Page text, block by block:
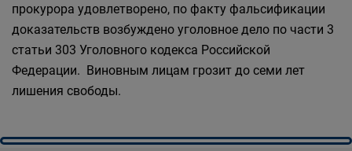
прокурора удовлетворено, по факту фальсификации
доказательств возбуждено уголовное дело по части 3
статьи 303 Уголовного кодекса Российской
Федерации. Виновным лицам грозит до семи лет
лишения свободы.